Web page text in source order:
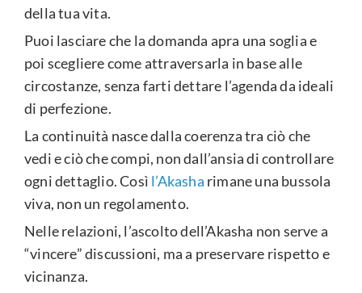
della tua vita.
Puoi lasciare che la domanda apra una soglia e
poi scegliere come attraversarla in base alle
circostanze, senza farti dettare l’agenda da ideali
di perfezione.
La continuità nasce dalla coerenza tra ciò che
vedi e ciò che compi, non dall’ansia di controllare
ogni dettaglio. Così l’Akasha rimane una bussola
viva, non un regolamento.
Nelle relazioni, l’ascolto dell’Akasha non serve a
“vincere” discussioni, ma a preservare rispetto e
vicinanza.